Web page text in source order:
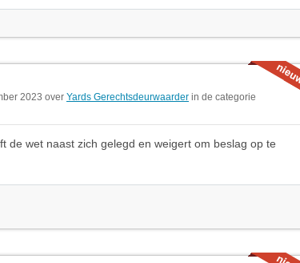
2023 over Yards Gerechtsdeurwaarder in de categorie
de wet naast zich gelegd en weigert om beslag op te